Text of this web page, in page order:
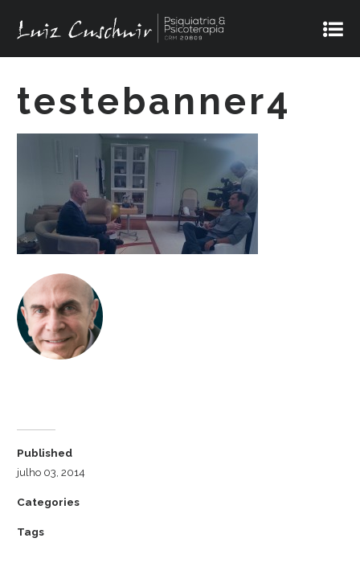
testebanner4
Published
julho 03, 2014
Categories
Tags